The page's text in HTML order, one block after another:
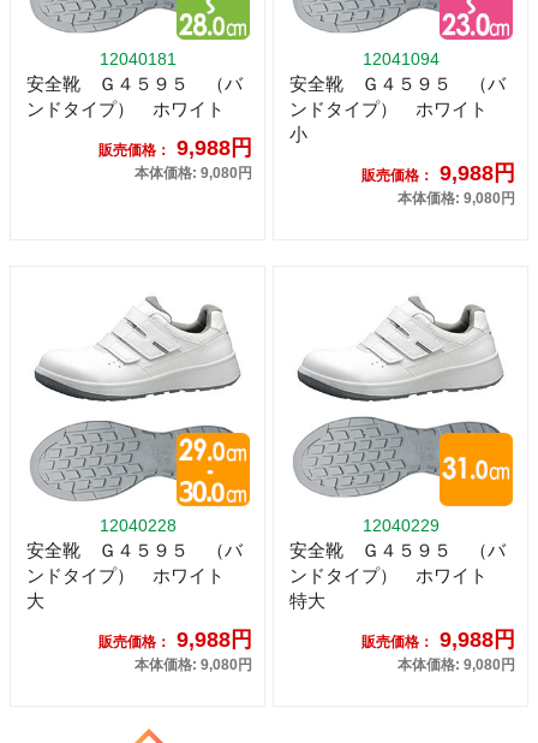
12040181
安全靴 Ｇ４５９５ （バ
ンドタイプ） ホワイト
販売価格： 9,988円
本体価格: 9,080円
12041094
安全靴 Ｇ４５９５ （バ
ンドタイプ） ホワイト
小
販売価格： 9,988円
本体価格: 9,080円
12040228
安全靴 Ｇ４５９５ （バ
ンドタイプ） ホワイト
大
販売価格： 9,988円
本体価格: 9,080円
12040229
安全靴 Ｇ４５９５ （バ
ンドタイプ） ホワイト
特大
販売価格： 9,988円
本体価格: 9,080円